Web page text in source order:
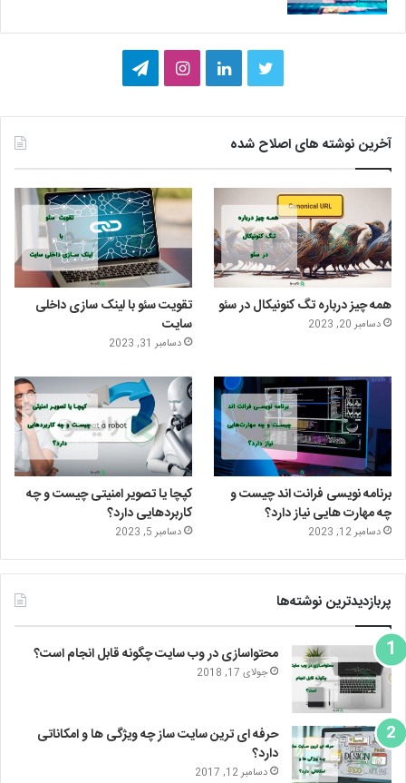
ی
ی
ت
ر
ک
ا
ی
س
ت
ا
گ
ر
م
ر
ا
م
آخرین نوشته های اصلاح شده
همه چیز درباره تگ کنونیکال در سئو
دسامبر 20, 2023
تقویت سئو با لینک سازی داخلی
سایت
دسامبر 31, 2023
برنامه نویسی فرانت اند چیست و
چه مهارت هایی نیاز دارد؟
دسامبر 12, 2023
کپچا یا تصویر امنیتی چیست و چه
کاربردهایی دارد؟
دسامبر 5, 2023
پربازدیدترین نوشته‌ها
محتواسازی در وب سایت چگونه قابل انجام است؟
جولای 17, 2018
حرفه ای ترین سایت ساز چه ویژگی ها و امکاناتی
دارد؟
دسامبر 12, 2017